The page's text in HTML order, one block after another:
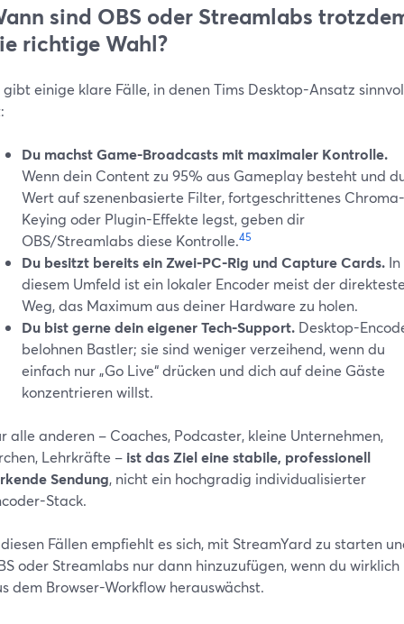
sind OBS oder Streamlabs
richtige Wahl?
gibt einige klare Fälle, in denen Tims Desktop-Ansatz
Du machst Game-Broadcasts mit maximaler Kontrolle.
Wenn dein Content zu 95% aus Gameplay besteht und
Wert auf szenenbasierte Filter, fortgeschrittenes Chroma-
Keying oder Plugin-Effekte legst, geben dir
OBS/Streamlabs diese Kontrolle.45
Du besitzt bereits ein Zwei‑PC-Rig und Capture Cards.In
diesem Umfeld ist ein lokaler Encoder meist der
Weg, das Maximum aus deiner Hardware zu holen.
Du bist gerne dein eigener Tech-Support.Desktop-
belohnen Bastler; sie sind weniger verzeihend, wenn du
einfach nur „Go Live“ drücken und dich auf deine Gäste
konzentrieren willst.
alle anderen – Coaches, Podcaster, kleine Unternehmen,
Lehrkräfte – ist das Ziel eine stabile, professionell
Sendung, nicht ein hochgradig individualisierter
Stack.
Fällen empfiehlt es sich, mit StreamYard zu starten
oder Streamlabs nur dann hinzuzufügen, wenn du wirklich
dem Browser-Workflow herauswächst.